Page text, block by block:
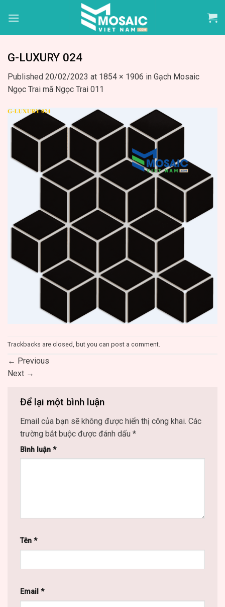
G-LUXURY 024
Published 20/02/2023 at 1854 × 1906 in Gạch Mosaic
Ngọc Trai mã Ngọc Trai 011
Trackbacks are closed, but you can post a comment.
← Previous
Next →
Để lại một bình luận
Email của bạn sẽ không được hiển thị công khai. Các
trường bắt buộc được đánh dấu *
Bình luận *
Tên *
Email *